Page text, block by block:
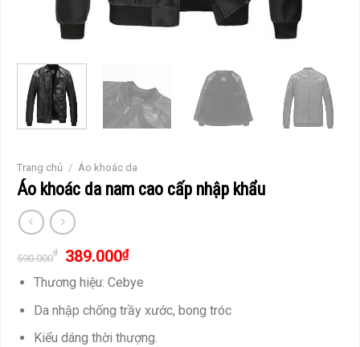
Trang chủ / Áo khoác da
Áo khoác da nam cao cấp nhập khẩu
590.000
₫ 389.000₫
Thương hiệu: Cebye
Da nhập chống trầy xước, bong tróc
Kiểu dáng thời thượng.